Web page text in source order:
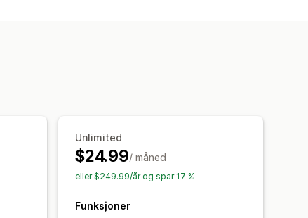
Analyse
Unlimited
$24.99/ måned
eller $249.99/år og spar 17 %
Funksjoner